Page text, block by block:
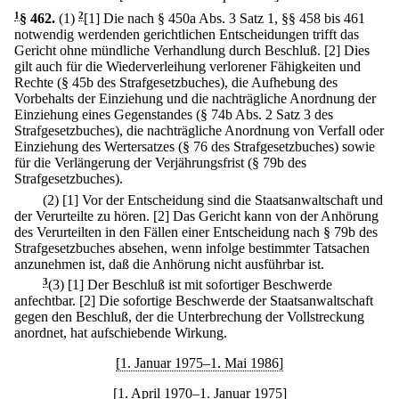
1§ 462. (1) 2[1] Die nach § 450a Abs. 3 Satz 1, §§ 458 bis 461
notwendig werdenden gerichtlichen Entscheidungen trifft das
Gericht ohne mündliche Verhandlung durch Beschluß. [2] Dies
gilt auch für die Wiederverleihung verlorener Fähigkeiten und
Rechte (§ 45b des Strafgesetzbuches), die Aufhebung des
Vorbehalts der Einziehung und die nachträgliche Anordnung der
Einziehung eines Gegenstandes (§ 74b Abs. 2 Satz 3 des
Strafgesetzbuches), die nachträgliche Anordnung von Verfall oder
Einziehung des Wertersatzes (§ 76 des Strafgesetzbuches) sowie
für die Verlängerung der Verjährungsfrist (§ 79b des
Strafgesetzbuches).
(2) [1] Vor der Entscheidung sind die Staatsanwaltschaft und
der Verurteilte zu hören. [2] Das Gericht kann von der Anhörung
des Verurteilten in den Fällen einer Entscheidung nach § 79b des
Strafgesetzbuches absehen, wenn infolge bestimmter Tatsachen
anzunehmen ist, daß die Anhörung nicht ausführbar ist.
3(3) [1] Der Beschluß ist mit sofortiger Beschwerde
anfechtbar. [2] Die sofortige Beschwerde der Staatsanwaltschaft
gegen den Beschluß, der die Unterbrechung der Vollstreckung
anordnet, hat aufschiebende Wirkung.
[1. Januar 1975–1. Mai 1986]
[1. April 1970–1. Januar 1975]